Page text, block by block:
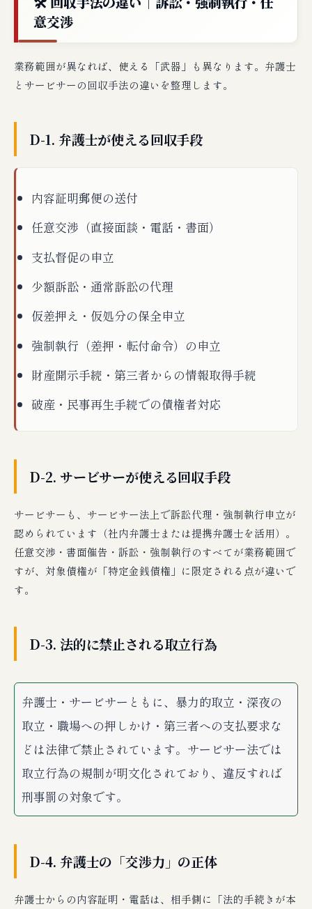
意交渉
業務範囲が異なれば、使える「武器」も異なります。弁護士
とサービサーの回収手法の違いを整理します。
D-1. 弁護士が使える回収手段
内容証明郵便の送付
任意交渉（直接面談・電話・書面）
支払督促の申立
少額訴訟・通常訴訟の代理
仮差押え・仮処分の保全申立
強制執行（差押・転付命令）の申立
財産開示手続・第三者からの情報取得手続
破産・民事再生手続での債権者対応
D-2. サービサーが使える回収手段
サービサーも、サービサー法上で訴訟代理・強制執行申立が
認められています（社内弁護士または提携弁護士を活用）。
任意交渉・書面催告・訴訟・強制執行のすべてが業務範囲で
すが、対象債権が「特定金銭債権」に限定される点が違いで
す。
D-3. 法的に禁止される取立行為
弁護士・サービサーともに、暴力的取立・深夜の
取立・職場への押しかけ・第三者への支払要求な
どは法律で禁止されています。サービサー法では
取立行為の規制が明文化されており、違反すれば
刑事罰の対象です。
D-4. 弁護士の「交渉力」の正体
弁護士からの内容証明・電話は、相手側に「法的手続きが本